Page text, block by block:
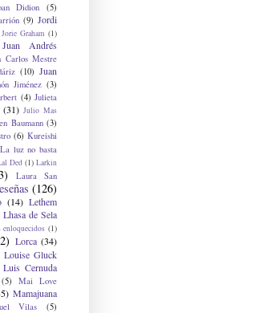
Didion
(5)
(9) Jordi
Jorie Graham (1)
Juan Andrés
Carlos Mestre
(10) Juan
Jiménez (3)
(4) Julieta
(31) Julio Mas
Baumann (3)
(6) Kureishi
La luz no basta
Ded (1) Larkin
Laura San
(126)
(14) Lethem
Lhasa de Sela
(1)
Lorca (34)
Louise Gluck
Luis Cernuda
(5)
Mai Love
Mamajuana
Vilas (5)